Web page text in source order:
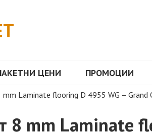
ЦЕНИ ПРОМОЦИИ
mm Laminate flooring D 4955 WG – Grand
8 mm Laminate